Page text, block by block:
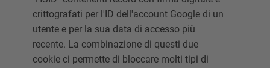
crittografati per l'ID dell'account Google di un
utente e per la sua data di accesso più
recente. La combinazione di questi due
cookie ci permette di bloccare molti tipi di